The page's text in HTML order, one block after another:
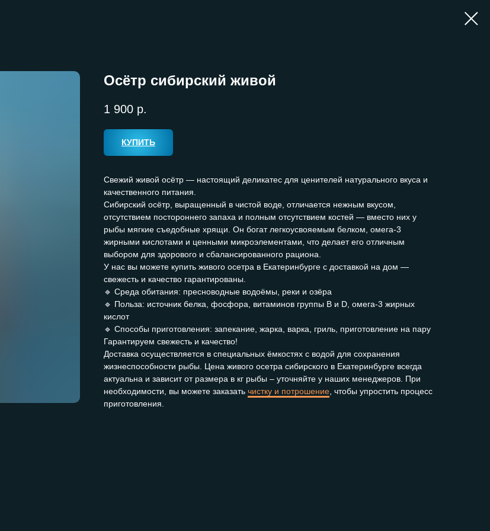
Осётр сибирский живой
1 900 р.
КУПИТЬ
Свежий живой осётр — настоящий деликатес для ценителей натурального вкуса и
качественного питания.
Сибирский осётр, выращенный в чистой воде, отличается нежным вкусом,
отсутствием постороннего запаха и полным отсутствием костей — вместо них у
рыбы мягкие съедобные хрящи. Он богат легкоусвояемым белком, омега-3
жирными кислотами и ценными микроэлементами, что делает его отличным
выбором для здорового и сбалансированного рациона.
У нас вы можете купить живого осетра в Екатеринбурге с доставкой на дом —
свежесть и качество гарантированы.
🔹 Среда обитания: пресноводные водоёмы, реки и озёра
🔹 Польза: источник белка, фосфора, витаминов группы B и D, омега-3 жирных
кислот
🔹 Способы приготовления: запекание, жарка, варка, гриль, приготовление на пару
Гарантируем свежесть и качество!
Доставка осуществляется в специальных ёмкостях с водой для сохранения
жизнеспособности рыбы. Цена живого осетра сибирского в Екатеринбурге всегда
актуальна и зависит от размера в кг рыбы – уточняйте у наших менеджеров. При
необходимости, вы можете заказать чистку и потрошение, чтобы упростить процесс
приготовления.